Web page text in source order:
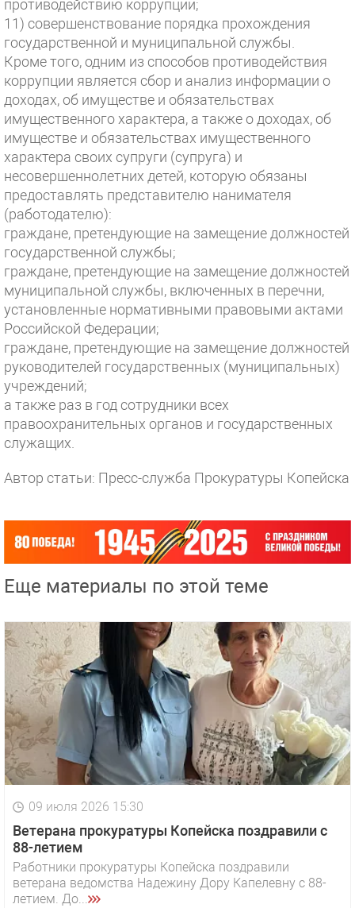
противодействию коррупции;
11) совершенствование порядка прохождения
государственной и муниципальной службы.
Кроме того, одним из способов противодействия
коррупции является сбор и анализ информации о
доходах, об имуществе и обязательствах
имущественного характера, а также о доходах, об
имуществе и обязательствах имущественного
характера своих супруги (супруга) и
несовершеннолетних детей, которую обязаны
предоставлять представителю нанимателя
(работодателю):
граждане, претендующие на замещение должностей
государственной службы;
граждане, претендующие на замещение должностей
муниципальной службы, включенных в перечни,
установленные нормативными правовыми актами
Российской Федерации;
граждане, претендующие на замещение должностей
руководителей государственных (муниципальных)
учреждений;
а также раз в год сотрудники всех
правоохранительных органов и государственных
служащих.
Автор статьи: Пресс-служба Прокуратуры Копейска
Еще материалы по этой теме
09 июля 2026 15:30
Ветерана прокуратуры Копейска поздравили с
88-летием
Работники прокуратуры Копейска поздравили
ветерана ведомства Надежину Дору Капелевну с 88-
летием. До...